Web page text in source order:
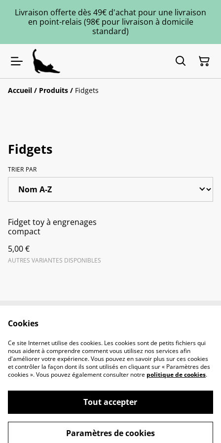
Livraison offerte dès 49€ d'achat pour une livraison
en point-relais (98€ pour livraison à domicile
standard)
Accueil / Produits / Fidgets
Fidgets
TRIER PAR
Fidget toy à engrenages
compact
5,00 €
AUTRES VARIANTES DISPONIBLES
Politique de
confidentialité
Politique de cookies
©2026Thomas Borie
powered by
Cookies
Ce site Internet utilise des cookies. Les cookies sont de petits fichiers qui
nous aident à comprendre comment vous utilisez nos services afin
d'améliorer votre expérience. Vous pouvez en savoir plus sur ces cookies
et contrôler la façon dont ils sont utilisés en cliquant sur « Paramètres des
cookies ». Vous pouvez également consulter notre politique de cookies.
Tout accepter
Paramètres de cookies